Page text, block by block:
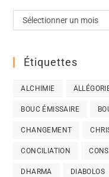
Sélectionner un mois
Étiquettes
ALCHIMIE
BOUC ÉMISSAIRE
CHANGEMENT
CONCILIATION
DHARMA DIABOLOS